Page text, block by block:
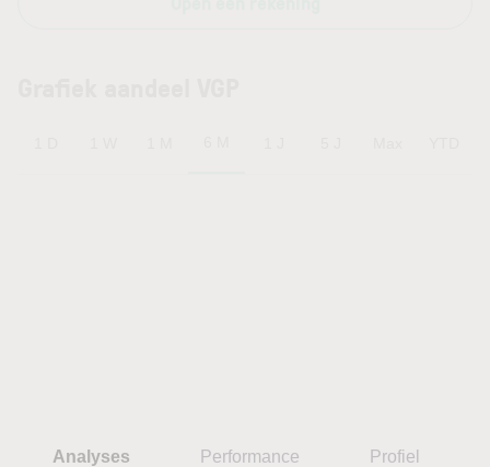
Analyses Performance Profiel